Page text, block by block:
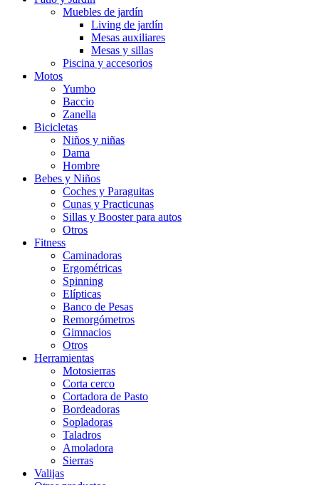
Muebles de jardín
Living de jardín
Mesas auxiliares
Mesas y sillas
Piscina y accesorios
Motos
Yumbo
Baccio
Zanella
Bicicletas
Niños y niñas
Dama
Hombre
Bebes y Niños
Coches y Paraguitas
Cunas y Practicunas
Sillas y Booster para autos
Otros
Fitness
Caminadoras
Ergométricas
Spinning
Elípticas
Banco de Pesas
Remorgómetros
Gimnacios
Otros
Herramientas
Motosierras
Corta cerco
Cortadora de Pasto
Bordeadoras
Sopladoras
Taladros
Amoladora
Sierras
Valijas